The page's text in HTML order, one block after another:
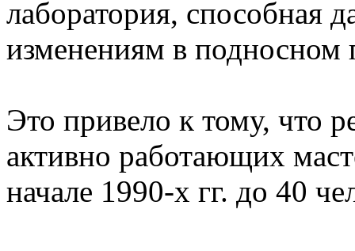
лаборатория, способная
изменениям в подносном
Это привело к тому, что
активно работающих
начале 1990-х гг. до 40